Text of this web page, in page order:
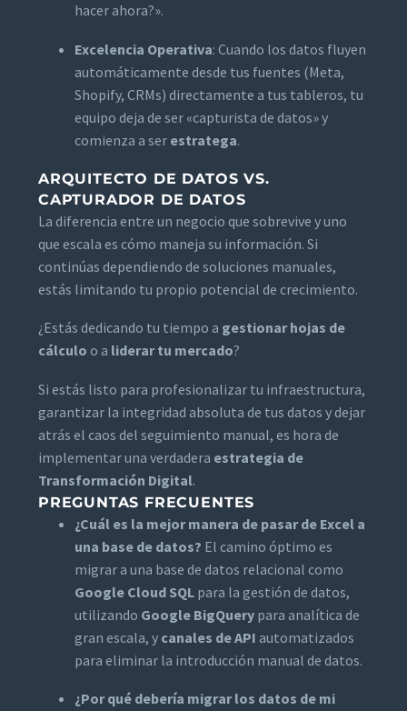
hacer ahora?».
Excelencia Operativa: Cuando los datos fluyen
automáticamente desde tus fuentes (Meta,
Shopify, CRMs) directamente a tus tableros, tu
equipo deja de ser «capturista de datos» y
comienza a ser estratega.
ARQUITECTO DE DATOS VS.
CAPTURADOR DE DATOS
La diferencia entre un negocio que sobrevive y uno
que escala es cómo maneja su información. Si
continúas dependiendo de soluciones manuales,
estás limitando tu propio potencial de crecimiento.
¿Estás dedicando tu tiempo a gestionar hojas de
cálculo o a liderar tu mercado?
Si estás listo para profesionalizar tu infraestructura,
garantizar la integridad absoluta de tus datos y dejar
atrás el caos del seguimiento manual, es hora de
implementar una verdadera estrategia de
Transformación Digital.
PREGUNTAS FRECUENTES
¿Cuál es la mejor manera de pasar de Excel a
una base de datos? El camino óptimo es
migrar a una base de datos relacional como
Google Cloud SQL para la gestión de datos,
utilizando Google BigQuery para analítica de
gran escala, y canales de API automatizados
para eliminar la introducción manual de datos.
¿Por qué debería migrar los datos de mi